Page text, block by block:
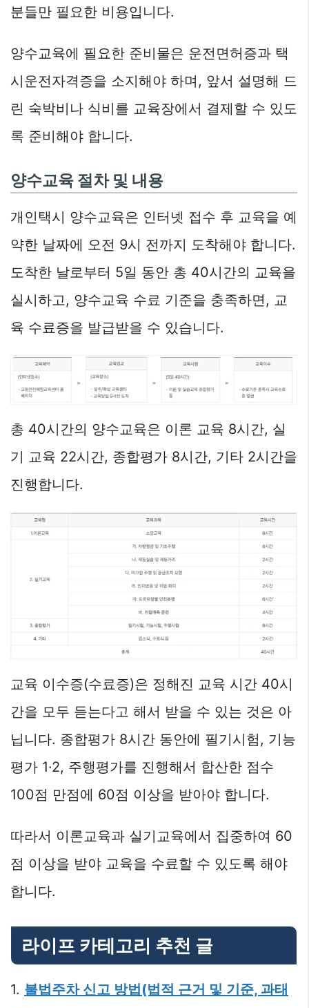
분들만 필요한 비용입니다.
양수교육에 필요한 준비물은 운전면허증과 택
시운전자격증을 소지해야 하며, 앞서 설명해 드
린 숙박비나 식비를 교육장에서 결제할 수 있도
록 준비해야 합니다.
양수교육 절차 및 내용
개인택시 양수교육은 인터넷 접수 후 교육을 예
약한 날짜에 오전 9시 전까지 도착해야 합니다.
도착한 날로부터 5일 동안 총 40시간의 교육을
실시하고, 양수교육 수료 기준을 충족하면, 교
육 수료증을 발급받을 수 있습니다.
총 40시간의 양수교육은 이론 교육 8시간, 실
기 교육 22시간, 종합평가 8시간, 기타 2시간을
진행합니다.
교육 이수증(수료증)은 정해진 교육 시간 40시
간을 모두 듣는다고 해서 받을 수 있는 것은 아
닙니다. 종합평가 8시간 동안에 필기시험, 기능
평가 1·2, 주행평가를 진행해서 합산한 점수
100점 만점에 60점 이상을 받아야 합니다.
따라서 이론교육과 실기교육에서 집중하여 60
점 이상을 받야 교육을 수료할 수 있도록 해야
합니다.
라이프 카테고리 추천 글
1. 불법주차 신고 방법(법적 근거 및 기준, 과태